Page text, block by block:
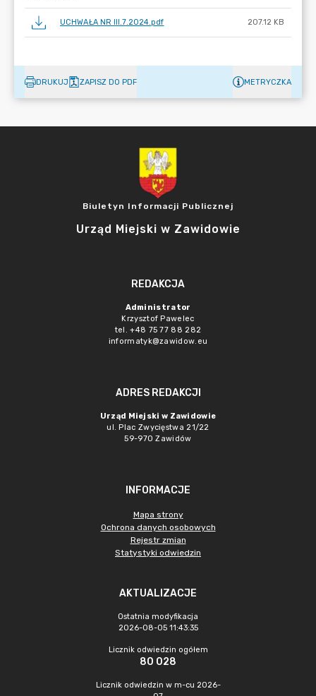
UCHWAŁA NR III.7.2024.pdf 207.12 KB
DRUKUJ ZAPISZ DO PDF METRYCZKA
Biuletyn Informacji Publicznej
Urząd Miejski w Zawidowie
REDAKCJA
Administrator
Krzysztof Pawelec
tel. +48 75 77 88 282
informatyk@zawidow.eu
ADRES REDAKCJI
Urząd Miejski w Zawidowie
ul. Plac Zwycięstwa 21/22
59-970 Zawidów
INFORMACJE
Mapa strony
Ochrona danych osobowych
Rejestr zmian
Statystyki odwiedzin
AKTUALIZACJE
Ostatnia modyfikacja
2026-08-05 11:43:35
Licznik odwiedzin ogółem
80 028
Licznik odwiedzin w m-cu 2026-